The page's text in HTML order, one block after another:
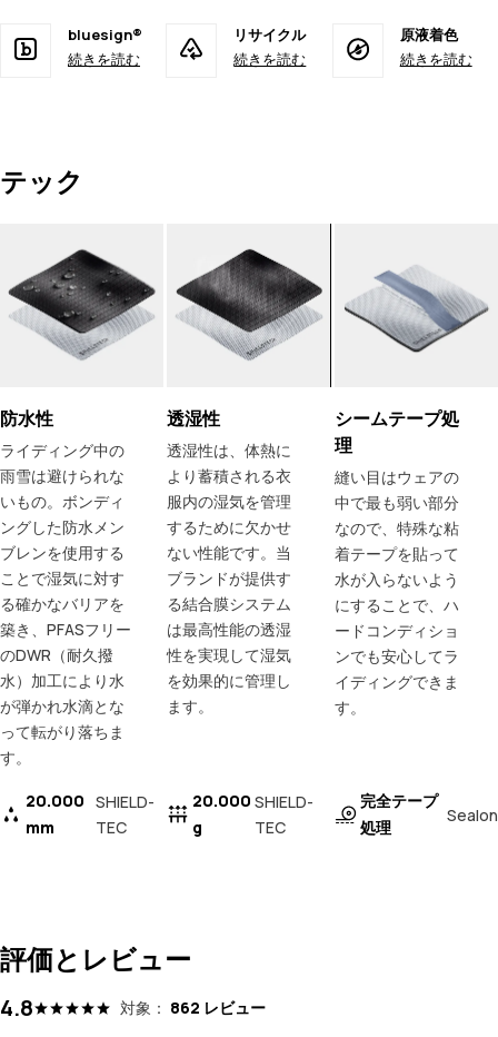
bluesign®
続きを読む
リサイクル
続きを読む
原液着色
続きを読む
テック
防水性
ライディング中の
雨雪は避けられな
いもの。ボンディ
ングした防水メン
ブレンを使用する
ことで湿気に対す
る確かなバリアを
築き、PFASフリー
のDWR（耐久撥
水）加工により水
が弾かれ水滴とな
って転がり落ちま
す。
20.000
mm
SHIELD-
TEC
透湿性
透湿性は、体熱に
より蓄積される衣
服内の湿気を管理
するために欠かせ
ない性能です。当
ブランドが提供す
る結合膜システム
は最高性能の透湿
性を実現して湿気
を効果的に管理し
ます。
20.000
g
SHIELD-
TEC
シームテープ処
理
縫い目はウェアの
中で最も弱い部分
なので、特殊な粘
着テープを貼って
水が入らないよう
にすることで、ハ
ードコンディショ
ンでも安心してラ
イディングできま
す。
完全テープ
処理
Sealon
評価とレビュー
4.8 対象： 862 レビュー